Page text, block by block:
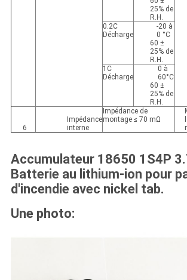
25% de
R.H.
0.2C
Décharge
-20 à
0 °C
60 ±
25% de
R.H.
1C
Décharge
0 à
60°C
60 ±
25% de
R.H.
6
Impédance
interne
Impédance de
montage ≤ 70 mΩ
Accumulateur 18650 1S4P
Batterie au lithium-ion pour
d'incendie avec nickel tab.
Une photo: